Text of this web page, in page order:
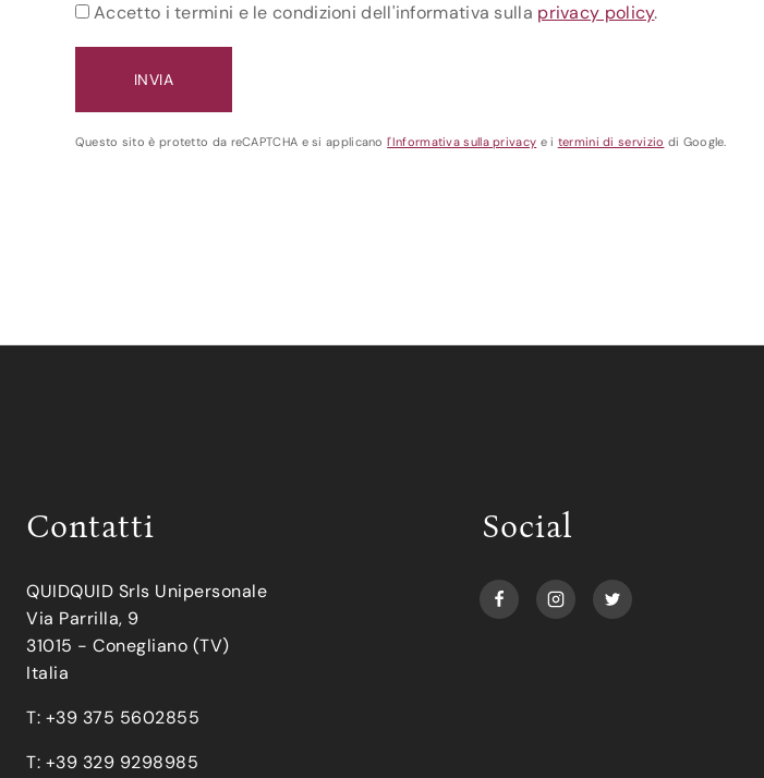
Accetto i termini e le condizioni dell'informativa sulla privacy policy.
Questo sito è protetto da reCAPTCHA e si applicanol'Informativa sulla privacy e i termini di servizio di Google.
Contatti
QUIDQUID Srls Unipersonale
Via Parrilla, 9
31015 - Conegliano (TV)
Italia
T: +39 375 5602855
T: +39 329 9298985
Social